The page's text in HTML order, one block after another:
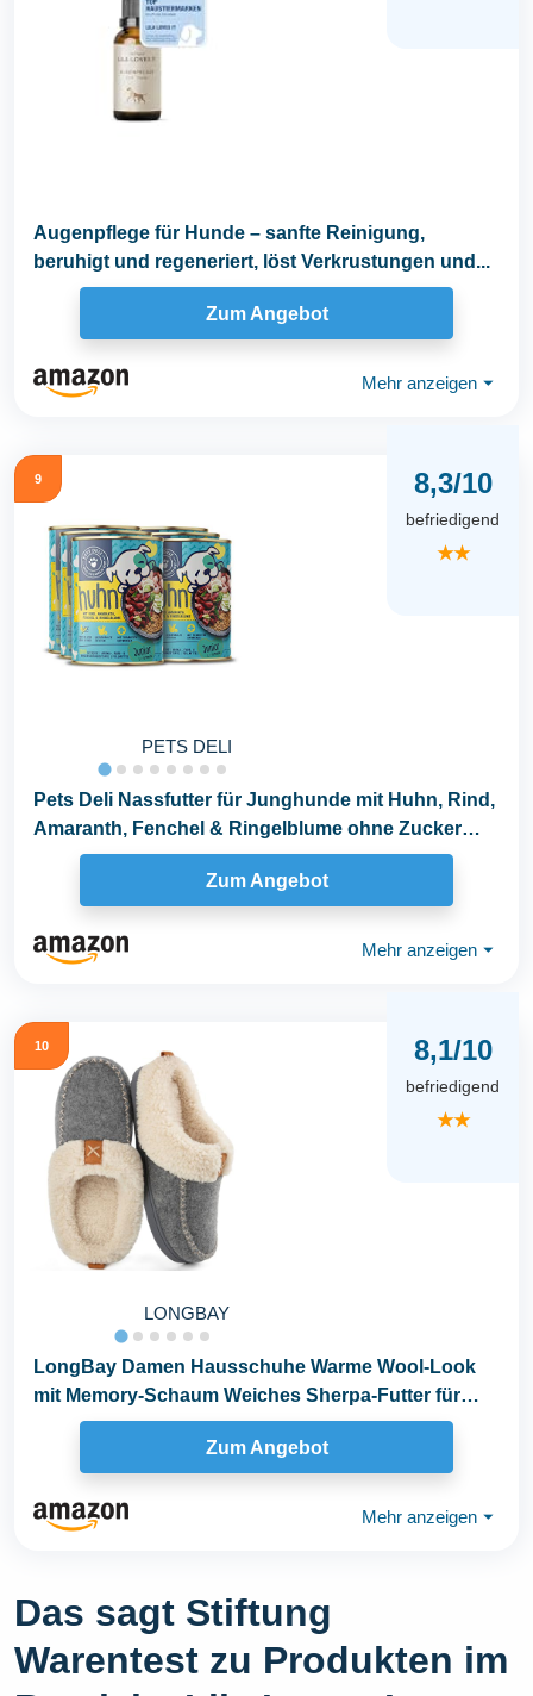
Augenpflege für Hunde – sanfte Reinigung,
beruhigt und regeneriert, löst Verkrustungen und...
Zum Angebot
Mehr anzeigen ⏷
9
PETS DELI
8,3/10
befriedigend
★★
Pets Deli Nassfutter für Junghunde mit Huhn, Rind,
Amaranth, Fenchel & Ringelblume ohne Zucker
und...
Zum Angebot
Mehr anzeigen ⏷
10
LONGBAY
8,1/10
befriedigend
★★
LongBay Damen Hausschuhe Warme Wool-Look
mit Memory-Schaum Weiches Sherpa-Futter für
Innen & Außen
Zum Angebot
Mehr anzeigen ⏷
Das sagt Stiftung
Warentest zu Produkten im